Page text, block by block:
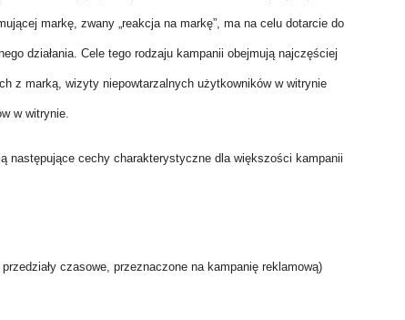
markę, zwany „reakcja na markę”, ma na celu dotarcie do
działania. Cele tego rodzaju kampanii obejmują najczęściej
z marką, wizyty niepowtarzalnych użytkowników w witrynie
w witrynie.
następujące cechy charakterystyczne dla większości kampanii
czasowe, przeznaczone na kampanię reklamową)